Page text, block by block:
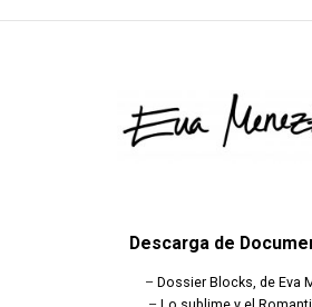
Descarga de
– Dossier Blocks, de Eva